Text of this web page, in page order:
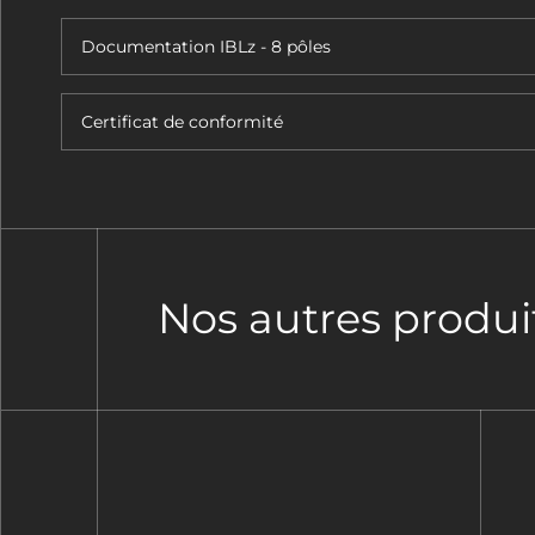
Documentation IBLz - 8 pôles
Certificat de conformité
Nos autres